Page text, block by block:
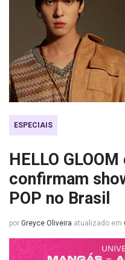
ESPECIAIS
HELLO
confirmam
POP no Brasil
por Greyce Oliveira atualizado em